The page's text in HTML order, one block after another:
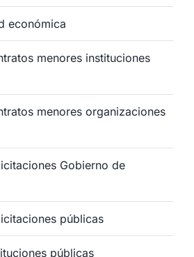
económica
menores instituciones
menores organizaciones
Gobierno de
públicas
públicas